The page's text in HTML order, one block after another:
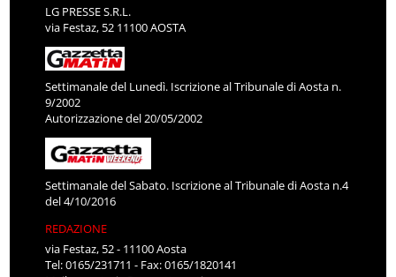
LG PRESSE S.R.L.
via Festaz, 52 11100 AOSTA
Settimanale del Lunedì. Iscrizione al Tribunale di Aosta n.
9/2002
Autorizzazione del 20/05/2002
Settimanale del Sabato. Iscrizione al Tribunale di Aosta n.4
del 4/10/2016
REDAZIONE
via Festaz, 52 - 11100 Aosta
Tel: 0165/231711 - Fax: 0165/1820141